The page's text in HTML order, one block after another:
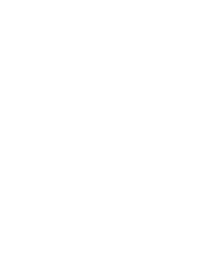
v sesterskom hoteli Arion
telefón, TV/sat., chladnička,
(pri vstupe do vody okruhliakmi),